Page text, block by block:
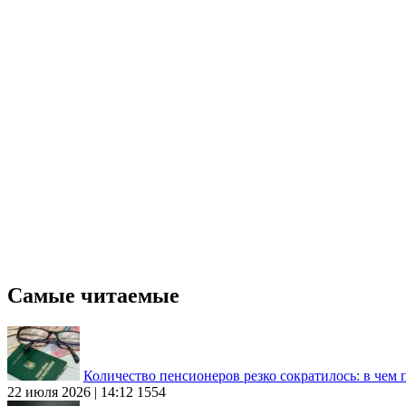
Самые читаемые
Количество пенсионеров резко сократилось: в чем
22 июля 2026 | 14:12 1554